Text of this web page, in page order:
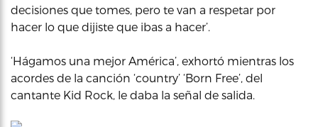
decisiones que tomes, pero te van a respetar por
hacer lo que dijiste que ibas a hacer’.
‘Hágamos una mejor América’, exhortó mientras los
acordes de la canción ‘country’ ‘Born Free’, del
cantante Kid Rock, le daba la señal de salida.